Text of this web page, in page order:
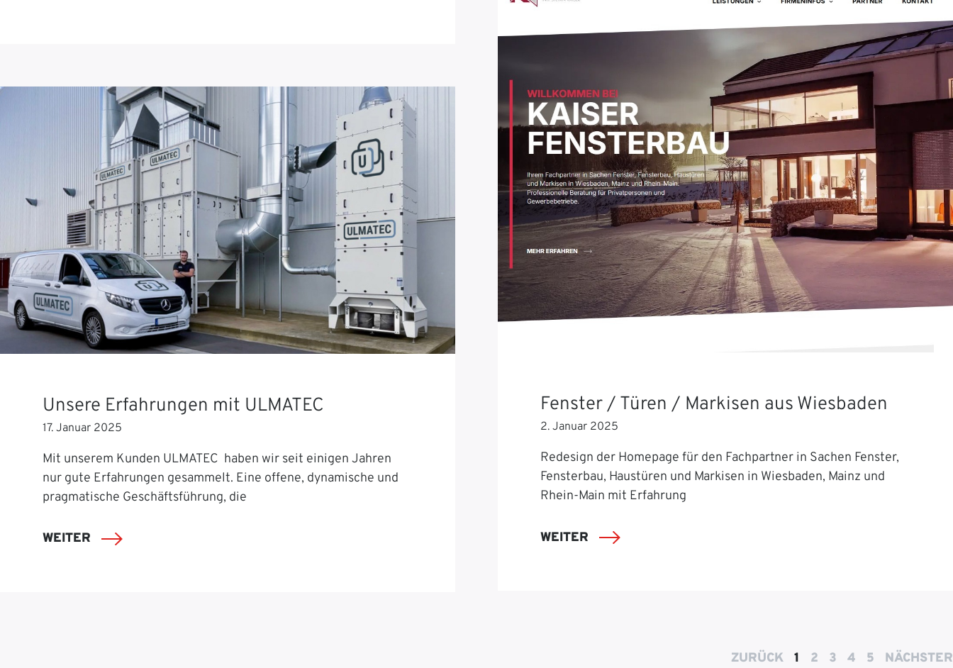
Unsere Erfahrungen mit ULMATEC
17. Januar 2025
Mit unserem Kunden ULMATEC haben wir seit einigen Jahren
nur gute Erfahrungen gesammelt. Eine offene, dynamische und
pragmatische Geschäftsführung, die
WEITER
Fenster / Türen / Markisen aus Wiesbaden
2. Januar 2025
Redesign der Homepage für den Fachpartner in Sachen Fenster,
Fensterbau, Haustüren und Markisen in Wiesbaden, Mainz und
Rhein-Main mit Erfahrung
WEITER
ZURÜCK 1 2 3 4 5 NÄCHSTER